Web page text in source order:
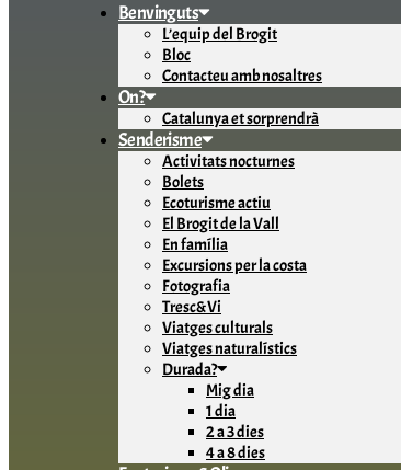
Benvinguts
L’equip del Brogit
Bloc
Contacteu amb nosaltres
On?
Catalunya et sorprendrà
Senderisme
Activitats nocturnes
Bolets
Ecoturisme actiu
El Brogit de la Vall
En família
Excursions per la costa
Fotografia
Tresc&Vi
Viatges culturals
Viatges naturalístics
Durada?
Mig dia
1 dia
2 a 3 dies
4 a 8 dies